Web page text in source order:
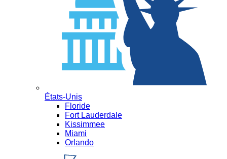
États-Unis
Floride
Fort Lauderdale
Kissimmee
Miami
Orlando